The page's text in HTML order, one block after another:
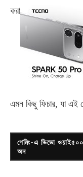
করা
এমন কিছু ফিচার, যা এই
গেমিং-এ ভিভো
অন